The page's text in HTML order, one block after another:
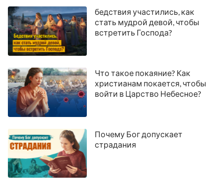
бедствия участились, как
стать мудрой девой, чтобы
встретить Господа?
Что такое покаяние? Как
христианам покается, чтобы
войти в Царство Небесное?
Почему Бог допускает
страдания